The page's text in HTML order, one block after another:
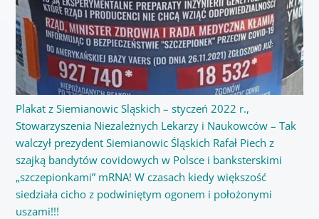
Plakat z Siemianowic Sląskich – styczeń 2022 r.,
Stowarzyszenia Niezależnych Lekarzy i Naukowców – Tak
walczył prezydent Siemianowic Śląskich Rafał Piech z
szajką bandytów covidowych w Polsce i banksterskimi
„szczepionkami” mRNA! W czasach kiedy większość
siedziała cicho z podwiniętym ogonem i położonymi
uszami!!!